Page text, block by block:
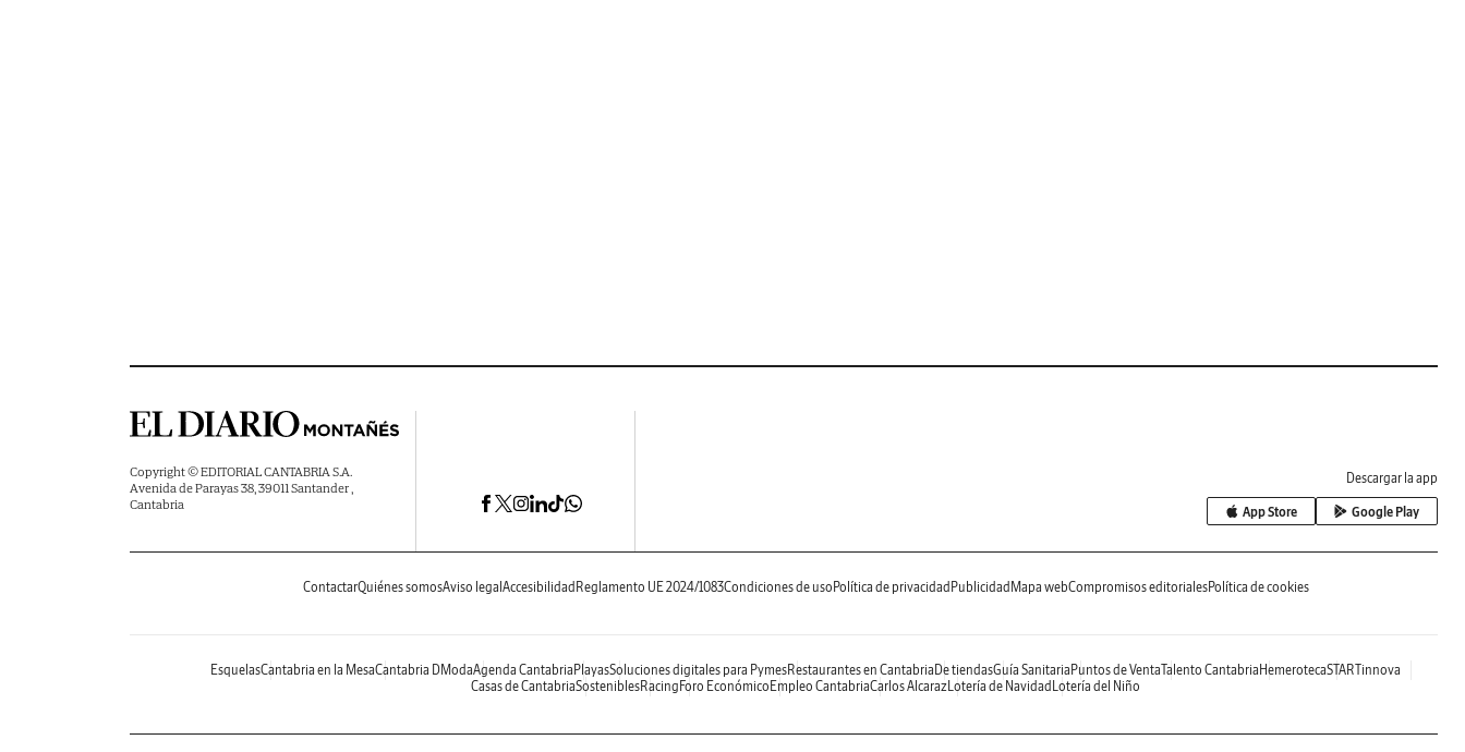
Copyright © EDITORIAL CANTABRIA S.A.
Avenida de Parayas 38, 39011 Santander ,
Cantabria
Descargar la app
App Store Google Play
ContactarQuiénes somosAviso legal Accesibilidad Reglamento UE 2024/1083Condiciones de uso Política de privacidad Publicidad Mapa webCompromisos editorialesPolítica de cookies
EsquelasCantabria en la MesaCantabria DModaAgenda Cantabria PlayasSoluciones digitales para PymesRestaurantes en Cantabria De tiendasGuía Sanitaria Puntos de VentaTalento Cantabria HemerotecaSTARTinnova
Casas de CantabriaSosteniblesRacing Foro Económico Empleo CantabriaCarlos AlcarazLotería de Navidad Lotería del Niño